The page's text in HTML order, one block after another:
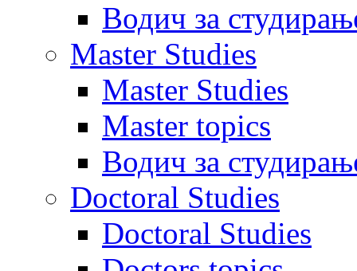
Водич за
Master Studies
Master Studies
Master topics
Водич за
Doctoral Studies
Doctoral Studies